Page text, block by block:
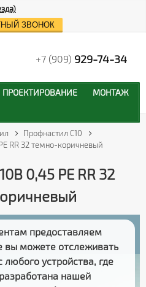
Профнастил С10
RR 32 темно-коричневый
0,45 PE RR 32
предоставляем
вы можете отслеживать
любого устройства, где
нашей
ЗВОНОК
+7 (909) 929-74-34
ПРОЕКТИРОВАНИЕ
МОНТАЖ